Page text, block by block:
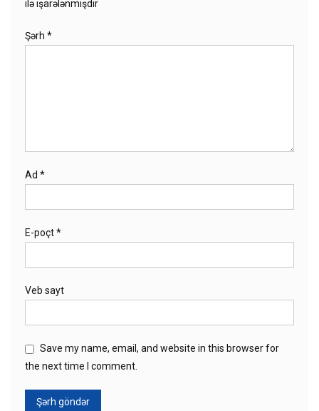
ilə işarələnmişdir
Şərh *
Ad *
E-poçt*
Veb sayt
Save my name, email, and website in this browser for
the next time I comment.